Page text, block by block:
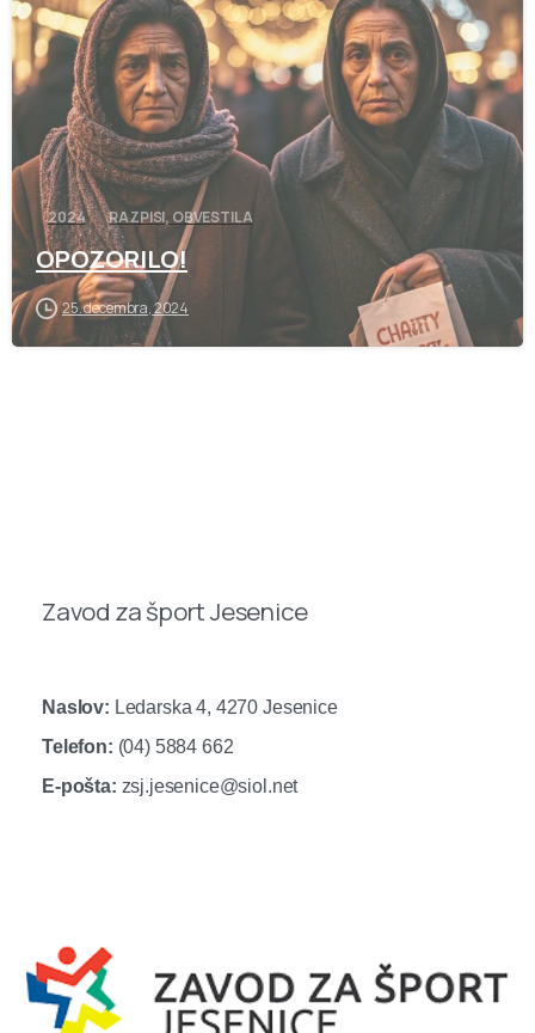
2024 RAZPISI, OBVESTILA
OPOZORILO!
25. decembra, 2024
Zavod za šport Jesenice
Naslov: Ledarska 4, 4270 Jesenice
Telefon: (04) 5884 662
E-pošta: zsj.jesenice@siol.net